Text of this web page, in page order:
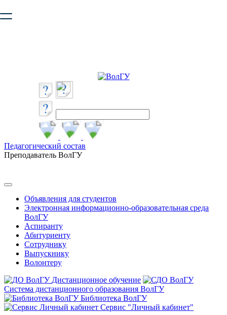
безопасную работу с сайтом. Пожалуйста
Педагогический состав
Преподаватель ВолГУ
Объявления для студентов
Электронная информационно-образовательная среда
ВолГУ
Аспиранту
Абитуриенту
Сотруднику
Выпускнику
Волонтеру
Дистанционное обучение
Система дистанционного образования ВолГУ
Библиотека ВолГУ
Сервис "Личный кабинет"